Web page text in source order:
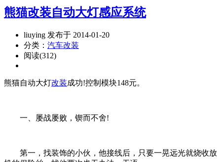
熊猫改装自动大灯感应系统
liuying 发布于 2014-01-20
分类： 汽车改装
阅读(312)
熊猫自动大灯改装成功!控制模块148元。
一、屡战屡败，锲而不舍!
第一，找装饰的小伙，他接线后，只要一晃远光就烧收放